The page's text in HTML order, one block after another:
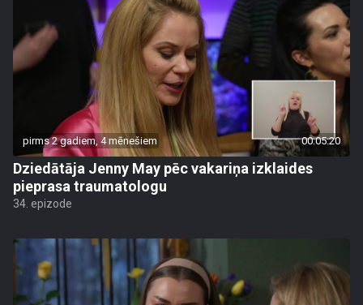
pirms 2 gadiem, 4 mēnešiem 00:05:20
Dziedātāja Jenny May pēc vakariņa izklaides
pieprasa traumatologu
34. epizode